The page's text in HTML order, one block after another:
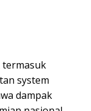
termasuk
system
dampak